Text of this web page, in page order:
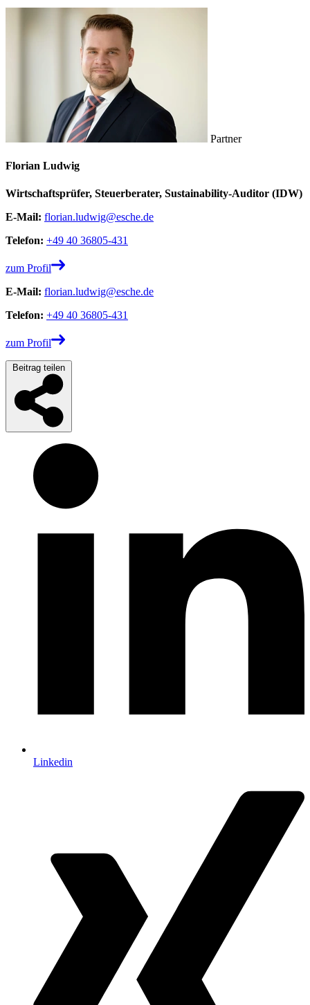
Partner
Florian Ludwig
Wirtschaftsprüfer, Steuerberater, Sustainability-Auditor (IDW)
E-Mail: florian.ludwig@esche.de
Telefon: +49 40 36805-431
zum Profil
E-Mail: florian.ludwig@esche.de
Telefon: +49 40 36805-431
zum Profil
Beitrag teilen
Linkedin